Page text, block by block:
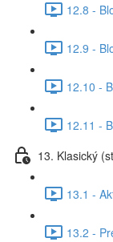
12.8 -
12.9 -
12.10 -
12.11 -
13. Klasický
13.1 -
13.2 -